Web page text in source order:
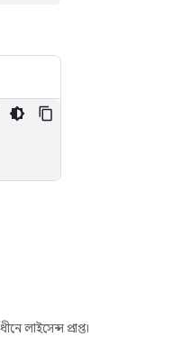
লাইসেন্স প্রাপ্ত।